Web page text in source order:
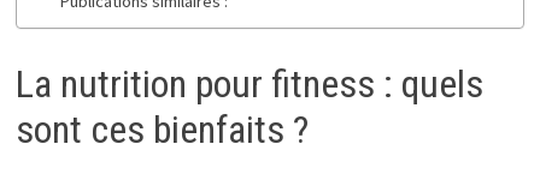
La nutrition pour fitness : quels
sont ces bienfaits ?